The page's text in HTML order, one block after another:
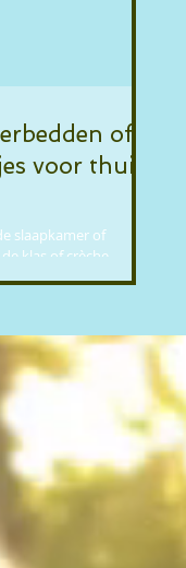
of
voor thuis
slaapkamer of
klas of crèche
is veel...